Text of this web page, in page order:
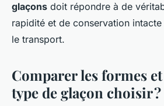
glaçons doit répondre à de
rapidité et de conservation
le transport.
Comparer les formes
type de glaçon choisir ?